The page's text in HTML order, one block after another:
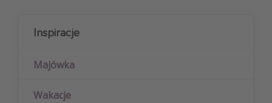
Inspiracje
Majówka
Wakacje